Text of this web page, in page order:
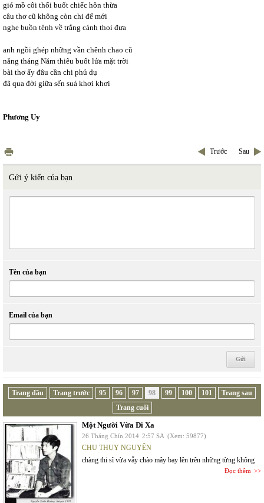
gió mồ côi thổi buốt chiếc hôn thừa
câu thơ cũ không còn chi để mới
nghe buồn tênh về trắng cánh thoi đưa
anh ngồi ghép những vần chênh chao cũ
nắng tháng Năm thiêu buốt lửa mặt trời
bài thơ ấy đâu cần chi phủ dụ
đã qua đời giữa sến suá khơi khơi
Phương Uy
Trước Sau
Gửi ý kiến của bạn
Tên của bạn
Email của bạn
Trang đầu Trang trước 95 96 97 98 99 100 101
Trang sau
Trang cuối
Một Người Vừa Đi Xa
26 Tháng Chín 2014 2:57 SA (Xem: 59877)
CHU THỤY NGUYÊN
chàng thi sĩ vừa vẫy chào mây bay lên trên những từng không
Đọc thêm